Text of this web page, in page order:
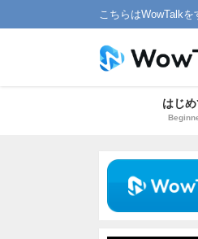
こちらはWowTalk
はじ